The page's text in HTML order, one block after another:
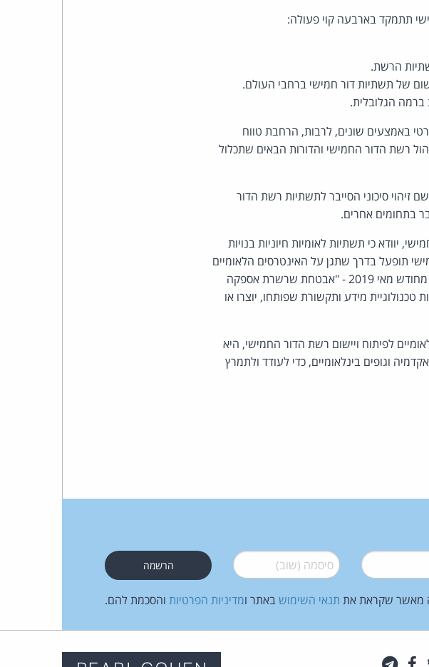
תתמקד בארבעה קוי פעולה:
הרשת.
של תשתיות דור חמישי ברחבי העולם.
ברמה הגלובלית.
באמצעים שונים, לרבות, הרחבת טווח
רשת הדור החמישי והדורות הבאים שתכלול
סיכוני הסייבר לתשתיות רשת הדור
בתחומים אחרים.
יוודא כי תשתיות לאומיות חיוניות בנויות
תופעל בדרך שתגן על האינטרסים הלאומיים
מחודש מאי 2019 - "אבטחת שרשרת אספקה
מידע ותקשורת שפותחו, יוצרו או
לפיתוח ויישום רשת הדור החמישי, היא
וגופים בינלאומיים, כדי לעודד ולתמרץ
סיסמה (שוב)*
מאשר שקראת את תנאי השימוש באתר ומדיניות הפרטיות והסכמת להם.